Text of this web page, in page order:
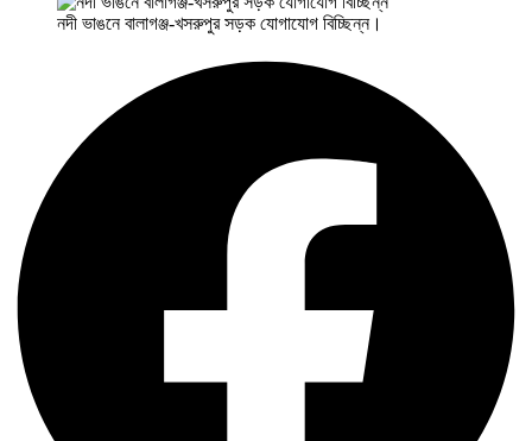
নদী ভাঙনে বালাগঞ্জ-খসরুপুর সড়ক যোগাযোগ বিচ্ছিন্ন।